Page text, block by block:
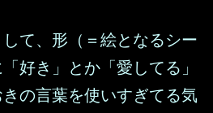
て、形（＝絵となるシー
好き」とか「愛してる」
の言葉を使いすぎてる気